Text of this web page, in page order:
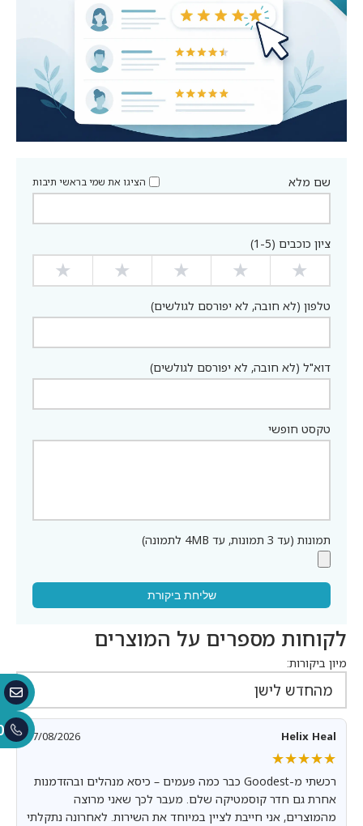
שם מלא הציגו את שמי בראשי תיבות
ציון כוכבים (1-5)
★
★
★
★
★
טלפון (לא חובה, לא יפורסם לגולשים)
דוא"ל (לא חובה, לא יפורסם לגולשים)
טקסט חופשי
תמונות (עד 3 תמונות, עד 4MB לתמונה)
שליחת ביקורת
לקוחות מספרים על המוצרים
מיון ביקורות:
Helix Heal
07/08/2026
★★★★★
★★★★★
רכשתי מ-Goodest כבר כמה פעמים – כיסא מנהלים ובהזדמנות
אחרת גם חדר קוסמטיקה שלם. מעבר לכך שאני מרוצה
מהמוצרים, אני חייבת לציין במיוחד את השירות. לאחרונה נתקלתי